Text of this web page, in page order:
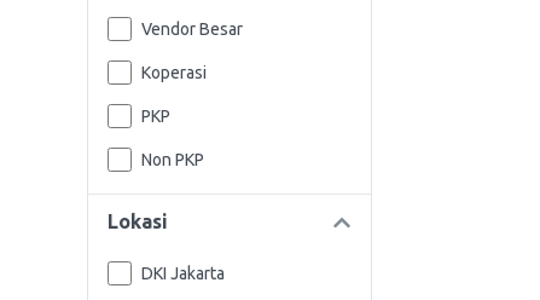
Vendor Besar
Koperasi
PKP
Non PKP
Lokasi
DKI Jakarta